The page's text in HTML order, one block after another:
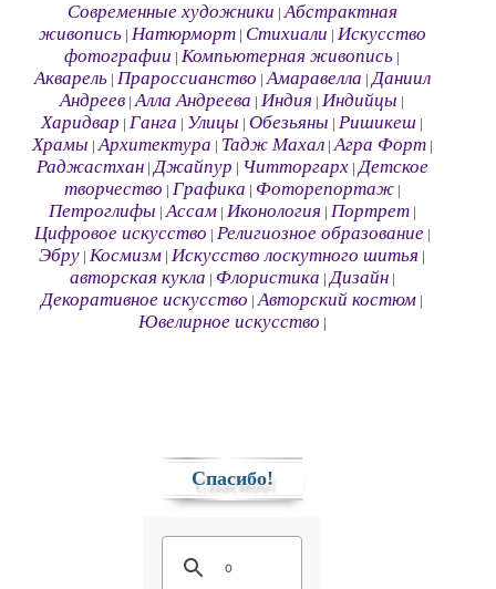
Современные художники |Абстрактная
живопись| Натюрморт| Стихиали Искусство
фотографии |Компьютерная живопись
Акварель| Прароссианство |Амаравелла |Даниил
Андреев |Алла Андреева |Индия |Индийцы
Харидвар |Ганга Улицы |Обезьяны |Ришикеш
Храмы |Архитектура Тадж Махал|Агра Форт|
Раджастхан|Джайпур Читторгарх|Детское
творчество Графика Фоторепортаж|
Петроглифы |Ассам| Иконология Портрет|
Цифровое искусство Религиозное образование|
Эбру |Космизм |Искусство лоскутного шитья
авторская кукла Флористика |Дизайн|
Декоративное искусство |Авторский костюм
Ювелирное искусство
Спасибо!